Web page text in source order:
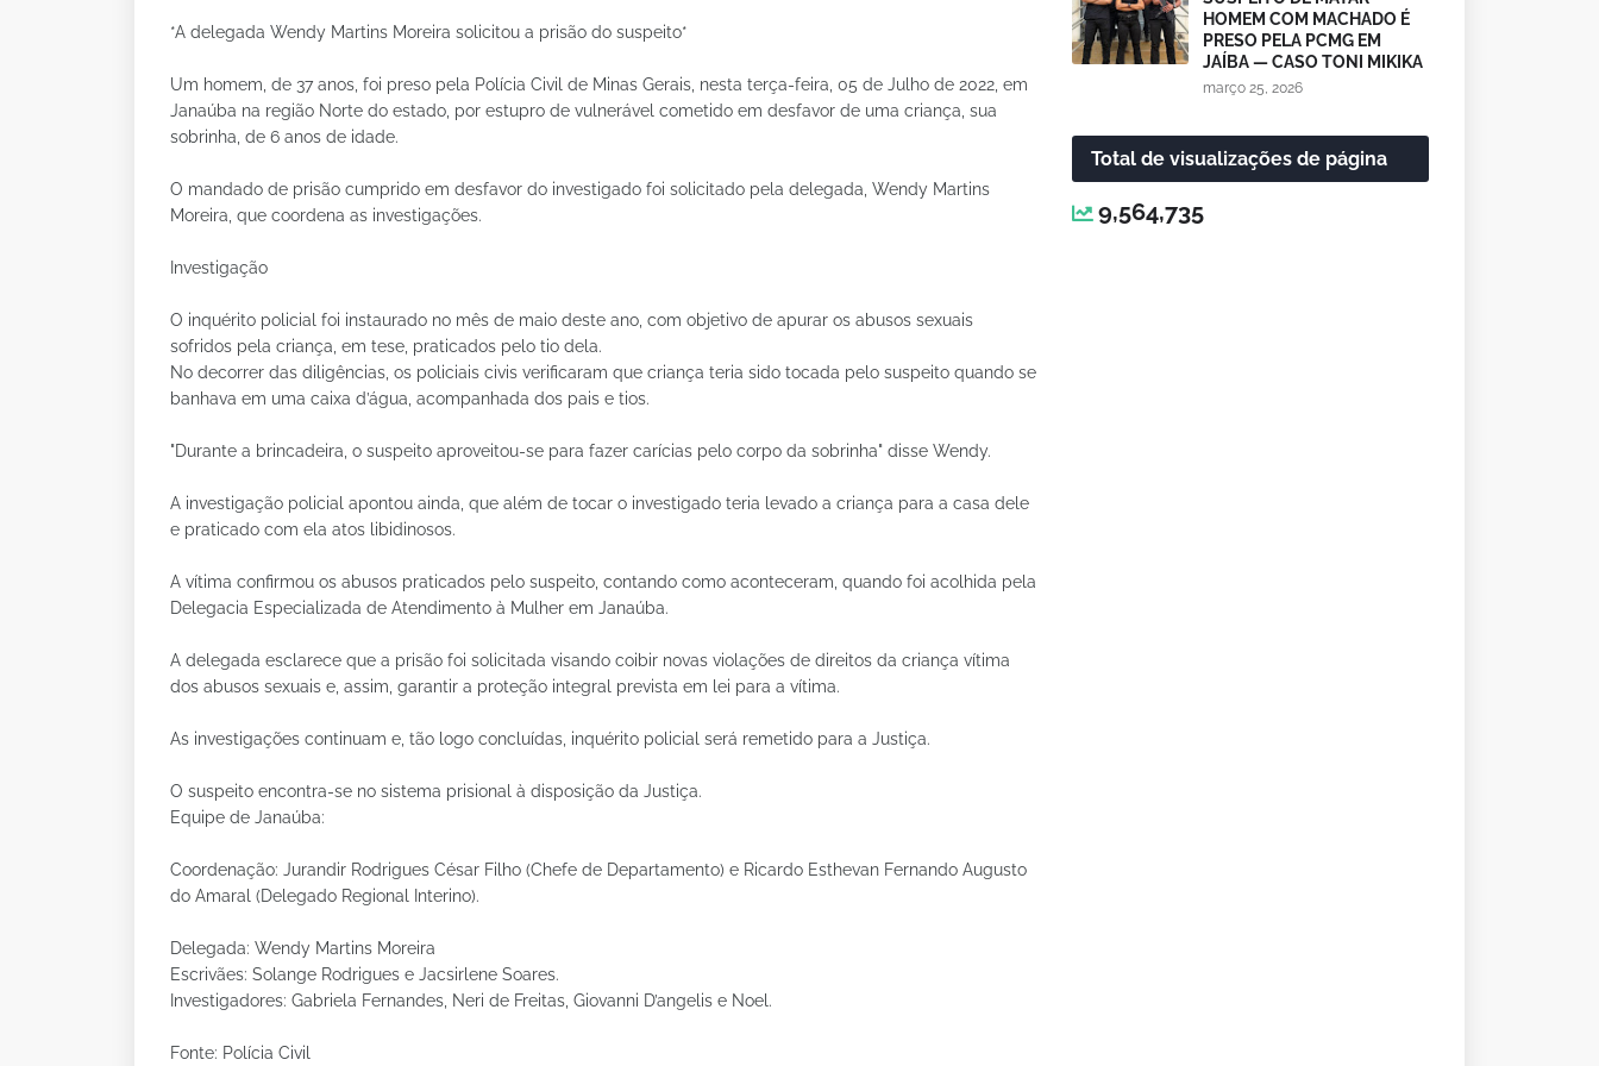
*A delegada Wendy Martins Moreira solicitou a prisão do suspeito*
Um homem, de 37 anos, foi preso pela Polícia Civil de Minas Gerais, nesta terça-feira, 05 de Julho de 2022, em
Janaúba na região Norte do estado, por estupro de vulnerável cometido em desfavor de uma criança, sua
sobrinha, de 6 anos de idade.
O mandado de prisão cumprido em desfavor do investigado foi solicitado pela delegada, Wendy Martins
Moreira, que coordena as investigações.
Investigação
O inquérito policial foi instaurado no mês de maio deste ano, com objetivo de apurar os abusos sexuais
sofridos pela criança, em tese, praticados pelo tio dela.
No decorrer das diligências, os policiais civis verificaram que criança teria sido tocada pelo suspeito quando se
banhava em uma caixa d’água, acompanhada dos pais e tios.
"Durante a brincadeira, o suspeito aproveitou-se para fazer carícias pelo corpo da sobrinha" disse Wendy.
A investigação policial apontou ainda, que além de tocar o investigado teria levado a criança para a casa dele
e praticado com ela atos libidinosos.
A vítima confirmou os abusos praticados pelo suspeito, contando como aconteceram, quando foi acolhida pela
Delegacia Especializada de Atendimento à Mulher em Janaúba.
A delegada esclarece que a prisão foi solicitada visando coibir novas violações de direitos da criança vítima
dos abusos sexuais e, assim, garantir a proteção integral prevista em lei para a vítima.
As investigações continuam e, tão logo concluídas, inquérito policial será remetido para a Justiça.
O suspeito encontra-se no sistema prisional à disposição da Justiça.
Equipe de Janaúba:
Coordenação: Jurandir Rodrigues César Filho (Chefe de Departamento) e Ricardo Esthevan Fernando Augusto
do Amaral (Delegado Regional Interino).
Delegada: Wendy Martins Moreira
Escrivães: Solange Rodrigues e Jacsirlene Soares.
Investigadores: Gabriela Fernandes, Neri de Freitas, Giovanni D’angelis e Noel.
Fonte: Polícia Civil
HOMEM COM MACHADO É
PRESO PELA PCMG EM
JAÍBA — CASO TONI MIKIKA
março 25, 2026
Total de visualizações de página
9,564,735